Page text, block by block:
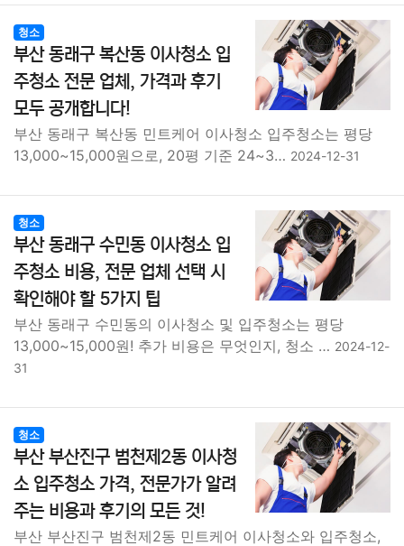
청소
부산 동래구 복산동 이사청소 입
주청소 전문 업체, 가격과 후기
모두 공개합니다!
부산 동래구 복산동 민트케어 이사청소 입주청소는 평당
13,000~15,000원으로, 20평 기준 24~3… 2024-12-31
청소
부산 동래구 수민동 이사청소 입
주청소 비용, 전문 업체 선택 시
확인해야 할 5가지 팁
부산 동래구 수민동의 이사청소 및 입주청소는 평당
13,000~15,000원! 추가 비용은 무엇인지, 청소 … 2024-12-
31
청소
부산 부산진구 범천제2동 이사청
소 입주청소 가격, 전문가가 알려
주는 비용과 후기의 모든 것!
부산 부산진구 범천제2동 민트케어 이사청소와 입주청소,